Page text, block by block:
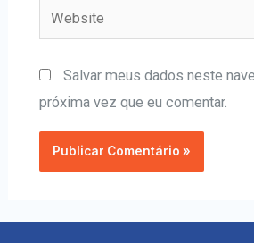
Salvar meus dados neste
próxima vez que eu comentar.